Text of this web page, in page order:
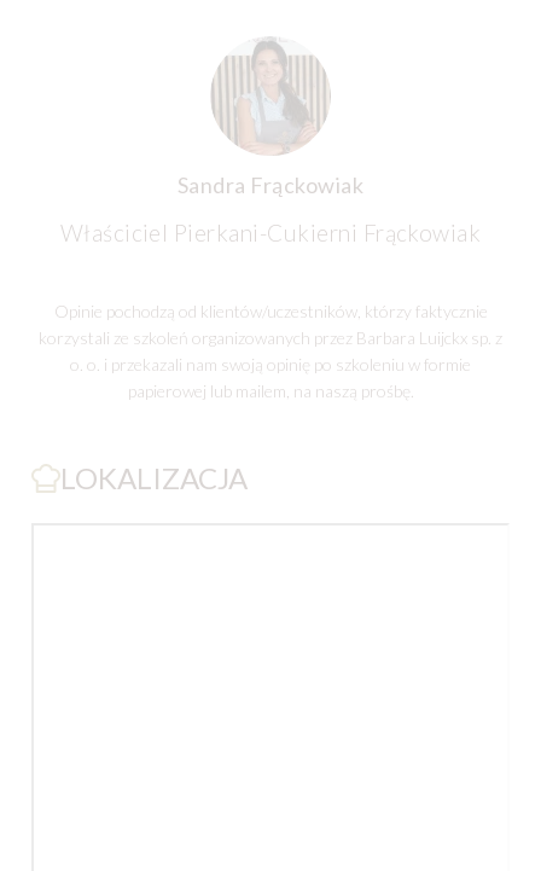
Sandra Frąckowiak
Właściciel Pierkani-Cukierni Frąckowiak
Opinie pochodzą od klientów/uczestników, którzy faktycznie
korzystali ze szkoleń organizowanych przez Barbara Luijckx sp. z
o. o. i przekazali nam swoją opinię po szkoleniu w formie
papierowej lub mailem, na naszą prośbę.
LOKALIZACJA